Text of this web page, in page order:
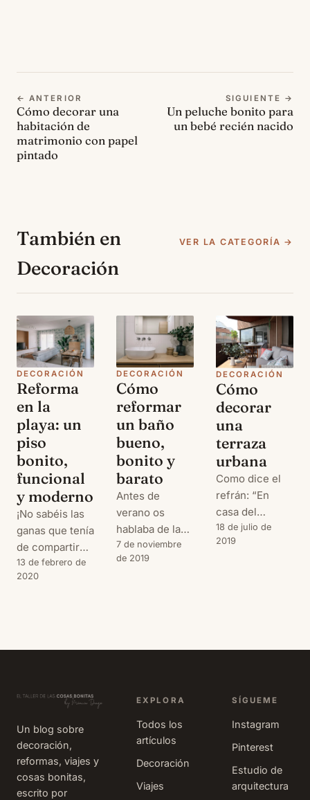
← ANTERIOR
Cómo decorar una
habitación de
matrimonio con papel
pintado
SIGUIENTE →
Un peluche bonito para
un bebé recién nacido
También en
Decoración
VER LA CATEGORÍA →
DECORACIÓN
Reforma
en la
playa: un
piso
bonito,
funcional
y moderno
¡No sabéis las
ganas que tenía
de compartir
este post con
vosotros! El
de verano: una
que ha tenido
un espacio
funcional,
moderno y
luminoso. En
los post
13 de febrero de
2020
DECORACIÓN
Cómo
reformar
un baño
bueno,
bonito y
barato
Antes de
verano os
hablaba de la
reforma de
nuestra casa
En aquél caso
que, al cambiar
las puertas de
paso y las
armarios, la
7 de noviembre
de 2019
DECORACIÓN
Cómo
decorar
una
terraza
urbana
Como dice el
refrán: “En
casa del
herrero,
cuchara de
se quedan
otras que, bien
por el gran
realizado
previamente o
18 de julio de
2019
Un blog sobre
decoración,
reformas, viajes y
cosas bonitas,
escrito por
EXPLORA
Todos los
artículos
Decoración
Viajes
SÍGUEME
Instagram
Pinterest
Estudio de
arquitectura